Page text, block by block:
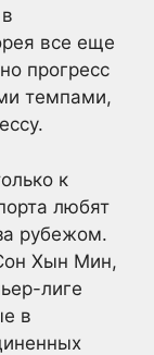
все еще
прогресс
темпами,
к
любят
рубежом.
Хын Мин,
лиге
в